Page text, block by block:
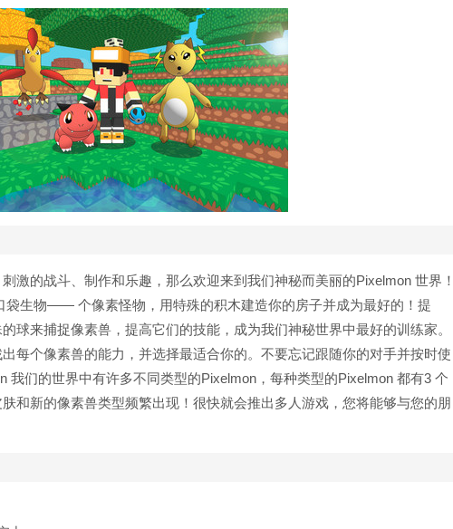
激的战斗、制作和乐趣，那么欢迎来到我们神秘而美丽的Pixelmon 世界！
生物—— 个像素怪物，用特殊的积木建造你的房子并成为最好的！提
球来捕捉像素兽，提高它们的技能，成为我们神秘世界中最好的训练家。
每个像素兽的能力，并选择最适合你的。不要忘记跟随你的对手并按时使
我们的世界中有许多不同类型的Pixelmon，每种类型的Pixelmon 都有3 个
和新的像素兽类型频繁出现！很快就会推出多人游戏，您将能够与您的朋